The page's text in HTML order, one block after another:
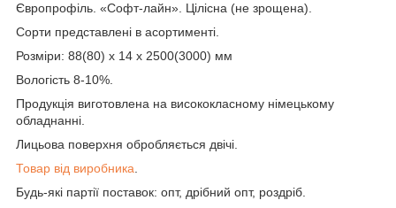
Європрофіль. «Софт-лайн». Цілісна (не зрощена).
Сорти представлені в асортименті.
Розміри: 88(80) х 14 х 2500(3000) мм
Вологість 8-10%.
Продукція виготовлена на висококласному німецькому
обладнанні.
Лицьова поверхня обробляється двічі.
Товар від виробника
Будь-які партії поставок: опт, дрібний опт, роздріб.